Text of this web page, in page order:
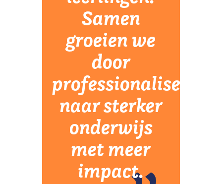
Samen
groeien we
door
professionalisering
naar sterker
onderwijs
met meer
impact.